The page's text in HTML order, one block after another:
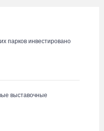
парков инвестировано
выставочные